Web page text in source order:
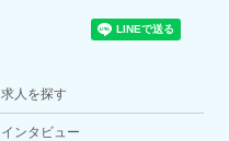
求人を探す
インタビュー